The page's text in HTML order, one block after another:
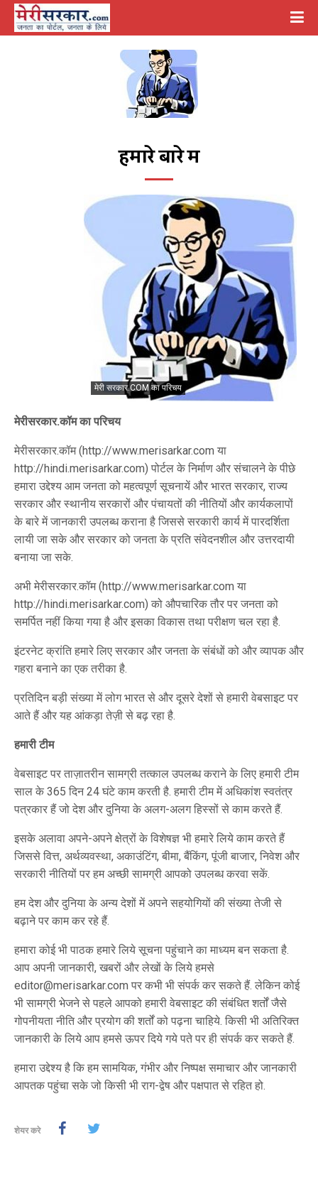
हमारे बारे में
मेरी सरकार.COM का परिचय
मेरीसरकार.कॉम का परिचय
मेरीसरकार.कॉम (http://www.merisarkar.com या
http://hindi.merisarkar.com) पोर्टल के निर्माण और संचालने के पीछे
हमारा उद्देश्य आम जनता को महत्वपूर्ण सूचनायें और भारत सरकार, राज्य
सरकार और स्थानीय सरकारों और पंचायतों की नीतियों और कार्यकलापों
के बारे में जानकारी उपलब्ध कराना है जिससे सरकारी कार्य में पारदर्शिता
लायी जा सके और सरकार को जनता के प्रति संवेदनशील और उत्तरदायी
बनाया जा सके.
अभी मेरीसरकार.कॉम (http://www.merisarkar.com या
http://hindi.merisarkar.com) को औपचारिक तौर पर जनता को
समर्पित नहीं किया गया है और इसका विकास तथा परीक्षण चल रहा है.
इंटरनेट क्रांति हमारे लिए सरकार और जनता के संबंधों को और व्यापक और
गहरा बनाने का एक तरीका है.
प्रतिदिन बड़ी संख्या में लोग भारत से और दूसरे देशों से हमारी वेबसाइट पर
आते हैं और यह आंकड़ा तेज़ी से बढ़ रहा है.
हमारी टीम
वेबसाइट पर ताज़ातरीन सामग्री तत्काल उपलब्ध कराने के लिए हमारी टीम
साल के 365 दिन 24 घंटे काम करती है. हमारी टीम में अधिकांश स्वतंत्र
पत्रकार हैं जो देश और दुनिया के अलग-अलग हिस्सों से काम करते हैं.
इसके अलावा अपने-अपने क्षेत्रों के विशेषज्ञ भी हमारे लिये काम करते हैं
जिससे वित्त, अर्थव्यवस्था, अकाउंटिंग, बीमा, बैंकिंग, पूंजी बाजार, निवेश और
सरकारी नीतियों पर हम अच्छी सामग्री आपको उपलब्ध करवा सकें.
हम देश और दुनिया के अन्य देशों में अपने सहयोगियों की संख्या तेजी से
बढ़ाने पर काम कर रहे हैं.
हमारा कोई भी पाठक हमारे लिये सूचना पहुंचाने का माध्यम बन सकता है.
आप अपनी जानकारी, खबरों और लेखों के लिये हमसे
editor@merisarkar.com पर कभी भी संपर्क कर सकते हैं. लेकिन कोई
भी सामग्री भेजने से पहले आपको हमारी वेबसाइट की संबंधित शर्तों जैसे
गोपनीयता नीति और प्रयोग की शर्तों को पढ़ना चाहिये. किसी भी अतिरिक्त
जानकारी के लिये आप हमसे ऊपर दिये गये पते पर ही संपर्क कर सकते हैं.
हमारा उद्देश्य है कि हम सामयिक, गंभीर और निष्पक्ष समाचार और जानकारी
आपतक पहुंचा सके जो किसी भी राग-द्वेष और पक्षपात से रहित हो.
शेयर करे